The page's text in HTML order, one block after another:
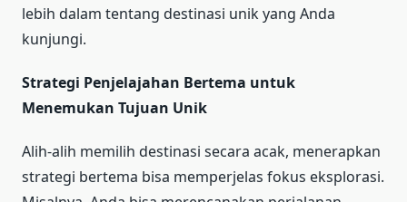
lebih dalam tentang destinasi unik yang Anda
kunjungi.
Strategi Penjelajahan Bertema untuk
Menemukan Tujuan Unik
Alih-alih memilih destinasi secara acak, menerapkan
strategi bertema bisa memperjelas fokus eksplorasi.